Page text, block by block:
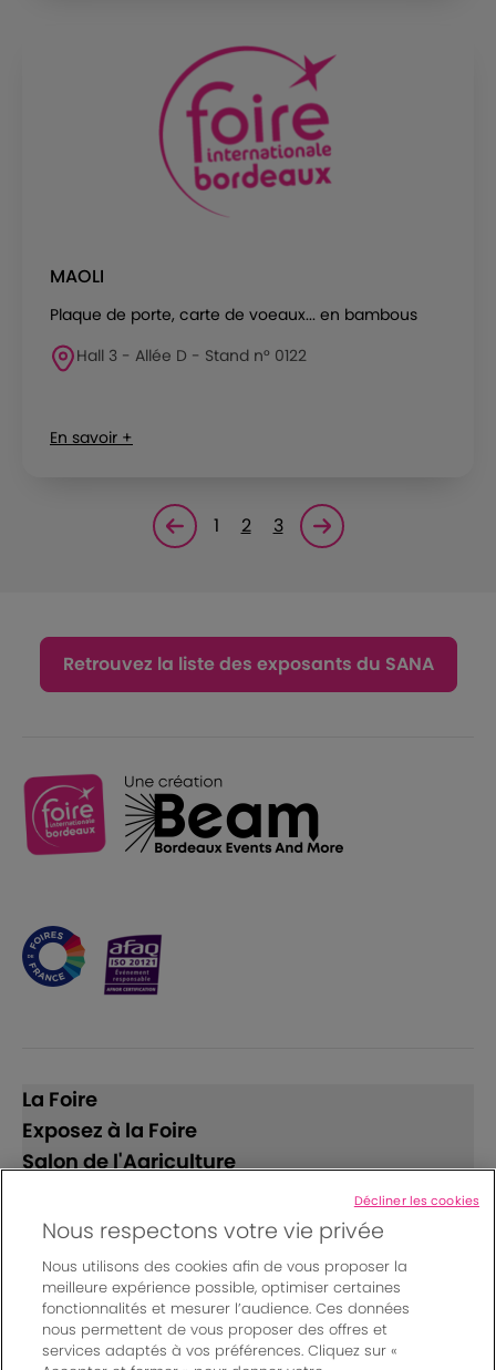
MAOLI
Plaque de porte, carte de voeaux... en bambous
Hall 3 - Allée D - Stand n° 0122
En savoir +
Page précédente
1 2 3 Page suivante<
Retrouvez la liste des exposants du SANA
La Foire
Exposez à la Foire
Salon de l'Agriculture
Suivez-nous
Nous respectons votre vie privée
Nous utilisons des cookies afin de vous proposer la
meilleure expérience possible, optimiser certaines
fonctionnalités et mesurer l’audience. Ces données
nous permettent de vous proposer des offres et
services adaptés à vos préférences. Cliquez sur «
Décliner les cookies